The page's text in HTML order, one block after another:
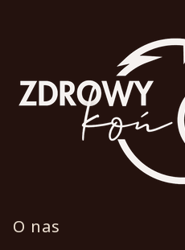
Linki w stopce
O nas